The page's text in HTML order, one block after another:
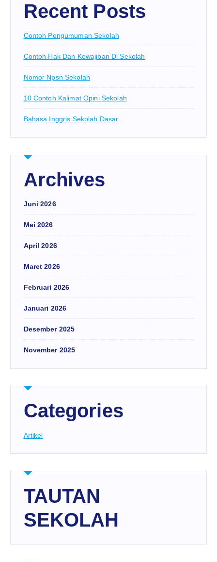
Recent Posts
Contoh Pengumuman Sekolah
Contoh Hak Dan Kewajiban Di Sekolah
Nomor Npsn Sekolah
10 Contoh Kalimat Opini Sekolah
Bahasa Inggris Sekolah Dasar
Archives
Juni 2026
Mei 2026
April 2026
Maret 2026
Februari 2026
Januari 2026
Desember 2025
November 2025
Categories
Artikel
TAUTAN
SEKOLAH